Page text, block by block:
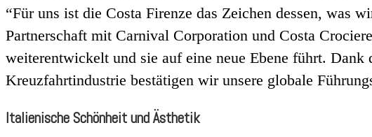
“Für uns ist die Costa Firenze das Zeichen dessen, was
Partnerschaft mit Carnival Corporation und Costa
weiterentwickelt und sie auf eine neue Ebene führt.
Kreuzfahrtindustrie bestätigen wir unsere globale
Italienische Schönheit und Ästhetik